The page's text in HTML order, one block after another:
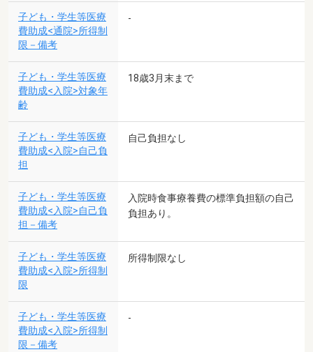
子ども・学生等医療
費助成<通院>所得制
限－備考
-
子ども・学生等医療
費助成<入院>対象年
齢
18歳3月末まで
子ども・学生等医療
費助成<入院>自己負
担
自己負担なし
子ども・学生等医療
費助成<入院>自己負
担－備考
入院時食事療養費の標準負担額の自己
負担あり。
子ども・学生等医療
費助成<入院>所得制
限
所得制限なし
子ども・学生等医療
費助成<入院>所得制
限－備考
-